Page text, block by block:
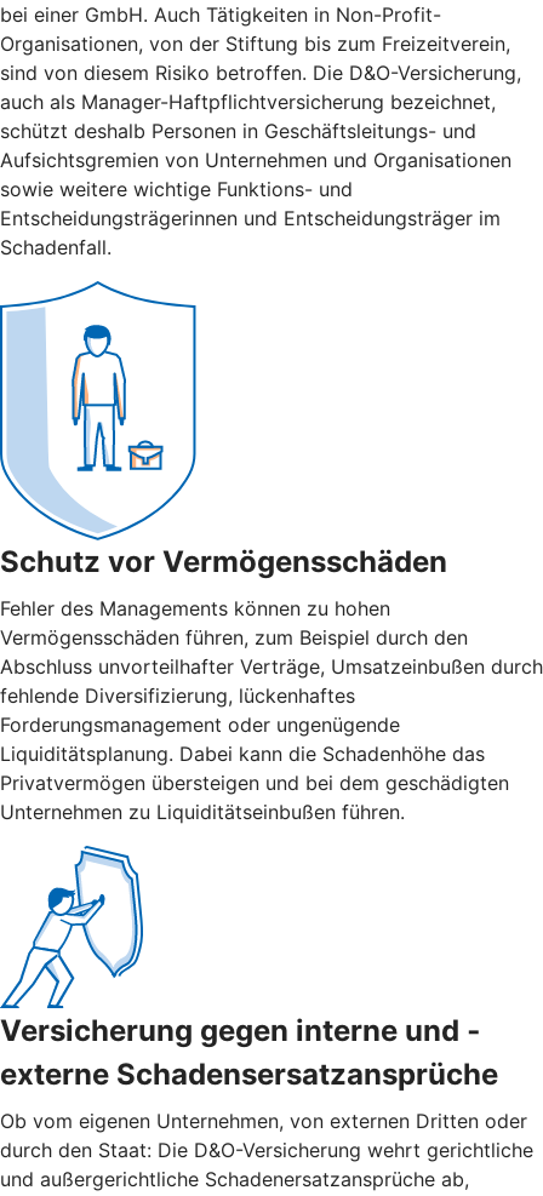
bei einer GmbH. Auch Tätigkeiten in Non-Profit-
Organisationen, von der Stiftung bis zum Freizeitverein,
sind von diesem Risiko betroffen. Die D&O-Versicherung,
auch als Manager-Haftpflichtversicherung bezeichnet,
schützt deshalb Personen in Geschäftsleitungs- und
Aufsichtsgremien von Unternehmen und Organisationen
sowie weitere wichtige Funktions- und
Entscheidungsträgerinnen und Entscheidungsträger im
Schadenfall.
Schutz vor Vermögensschäden
Fehler des Managements können zu hohen
Vermögensschäden führen, zum Beispiel durch den
Abschluss unvorteilhafter Verträge, Umsatzeinbußen durch
fehlende Diversifizierung, lückenhaftes
Forderungsmanagement oder ungenügende
Liquiditätsplanung. Dabei kann die Schadenhöhe das
Privatvermögen übersteigen und bei dem geschädigten
Unternehmen zu Liquiditätseinbußen führen.
Versicherung gegen interne und ­
externe ­Schadensersatzansprüche
Ob vom eigenen Unternehmen, von externen Dritten oder
durch den Staat: Die D&O-Versicherung wehrt gerichtliche
und außergerichtliche Schadenersatzansprüche ab,